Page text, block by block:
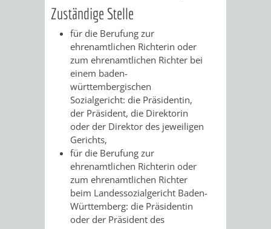
FÜR
Zuständige Stelle
für die Berufung zur
ehrenamtlichen Richterin oder
zum ehrenamtlichen Richter bei
einem baden-
württembergischen
Sozialgericht: die Präsidentin,
der Präsident, die Direktorin
oder der Direktor des jeweiligen
Gerichts,
für die Berufung zur
ehrenamtlichen Richterin oder
zum ehrenamtlichen Richter
beim Landessozialgericht Baden-
Württemberg: die Präsidentin
oder der Präsident des